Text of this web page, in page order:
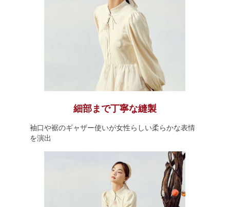
細部まで丁寧な縫製
袖口や裾のギャザー使いが女性らしい柔らかな表情
を演出